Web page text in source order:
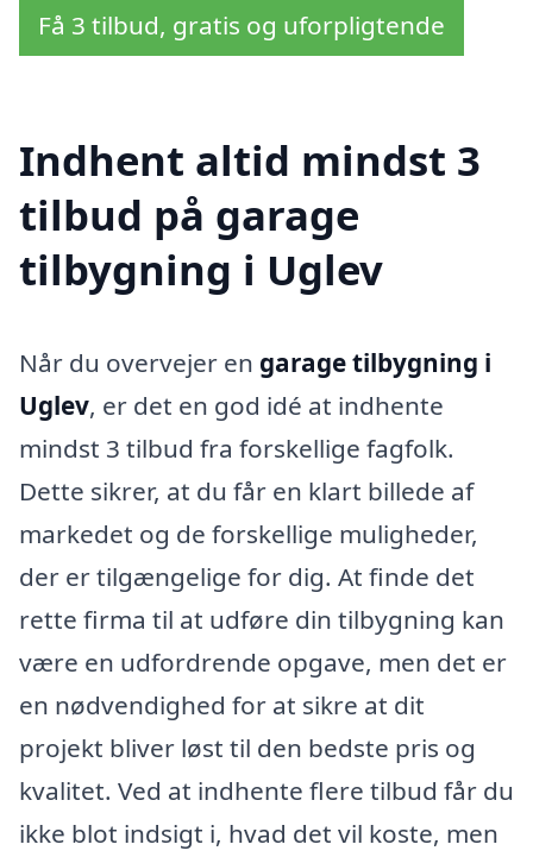
Få 3 tilbud, gratis og uforpligtende
Indhent altid mindst 3
tilbud på garage
tilbygning i Uglev
Når du overvejer en garage tilbygning i
Uglev, er det en god idé at indhente
mindst 3 tilbud fra forskellige fagfolk.
Dette sikrer, at du får en klart billede af
markedet og de forskellige muligheder,
der er tilgængelige for dig. At finde det
rette firma til at udføre din tilbygning kan
være en udfordrende opgave, men det er
en nødvendighed for at sikre at dit
projekt bliver løst til den bedste pris og
kvalitet. Ved at indhente flere tilbud får du
ikke blot indsigt i, hvad det vil koste, men